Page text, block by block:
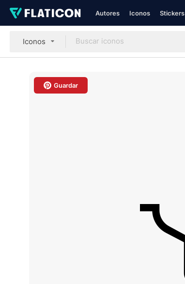
Autores Iconos Stickers
Iconos
Guardar